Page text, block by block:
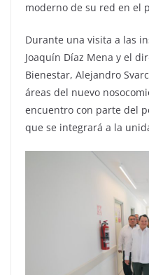
moderno de su red en el
Durante una visita a las
Joaquín Díaz Mena y el
Bienestar, Alejandro
áreas del nuevo
encuentro con parte del
que se integrará a la